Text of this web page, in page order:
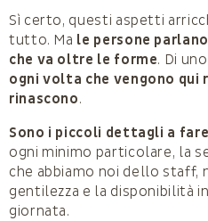
Sì certo, questi aspetti
tutto. Ma le persone
che va oltre le forme. Di uno
ogni volta che vengono qui
rinascono.
Sono i piccoli dettagli a
ogni minimo particolare, la
che abbiamo noi dello staff,
gentilezza e la disponibilità
giornata.